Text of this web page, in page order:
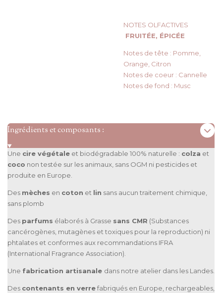
NOTES OLFACTIVES
FRUITÉE, ÉPICÉE
Notes de tête : Pomme,
Orange, Citron
Notes de coeur : Cannelle
Notes de fond : Musc
Ingrédients et composants :
Une cire végétale et biodégradable 100% naturelle : colza et
coco non testée sur les animaux, sans OGM ni pesticides et
produite en Europe.
Des mèches en coton et lin sans aucun traitement chimique,
sans plomb
Des parfums élaborés à Grasse sans CMR (Substances
cancérogènes, mutagènes et toxiques pour la reproduction) ni
phtalates et conformes aux recommandations IFRA
(International Fragrance Association).
Une fabrication artisanale dans notre atelier dans les Landes.
Des contenants en verrefabriqués en Europe, rechargeables,